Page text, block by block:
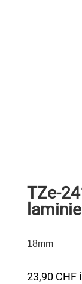
TZe-
18mm
23,90 CHF